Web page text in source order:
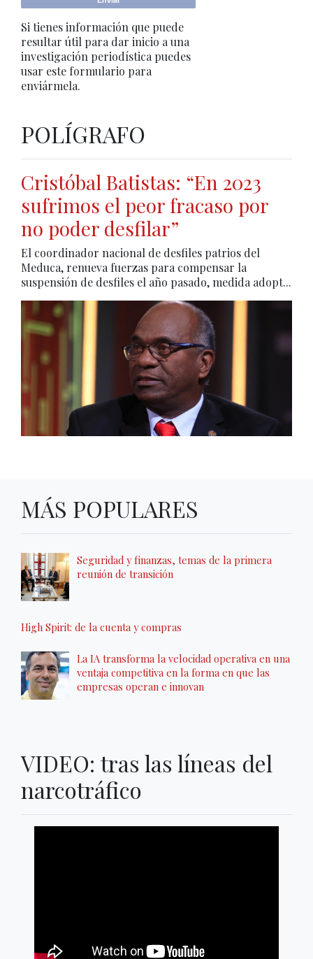
Si tienes información que puede
resultar útil para dar inicio a una
investigación periodística puedes
usar este formulario para
enviármela.
POLÍGRAFO
Cristóbal Batistas: “En 2023
sufrimos el peor fracaso por
no poder desfilar”
El coordinador nacional de desfiles patrios del
Meduca, renueva fuerzas para compensar la
suspensión de desfiles el año pasado, medida adopt...
MÁS POPULARES
Seguridad y finanzas, temas de la primera
reunión de transición
High Spirit: de la cuenta y compras
La IA transforma la velocidad operativa en una
ventaja competitiva en la forma en que las
empresas operan e innovan
VIDEO: tras las líneas del
narcotráfico